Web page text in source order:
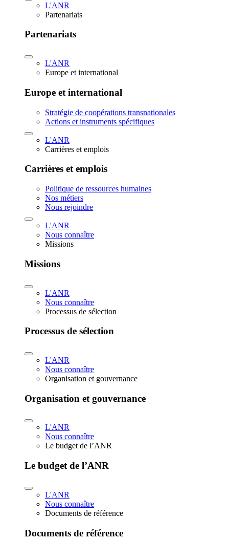
L'ANR
Partenariats
Partenariats
L'ANR
Europe et international
Europe et international
Stratégie de coopérations transnationales
Actions et instruments spécifiques
L'ANR
Carrières et emplois
Carrières et emplois
Politique de ressources humaines
Nos métiers
Nous rejoindre
L'ANR
Nous connaître
Missions
Missions
L'ANR
Nous connaître
Processus de sélection
Processus de sélection
L'ANR
Nous connaître
Organisation et gouvernance
Organisation et gouvernance
L'ANR
Nous connaître
Le budget de l’ANR
Le budget de l’ANR
L'ANR
Nous connaître
Documents de référence
Documents de référence